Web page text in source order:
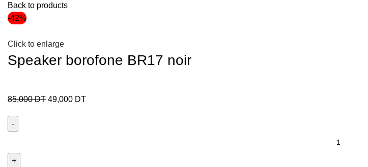
Back to products
-42%
Click to enlarge
Speaker borofone BR17 noir
85,000DT 49,000 DT